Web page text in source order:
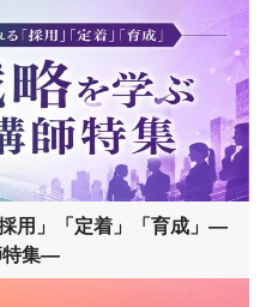
用」「定着」「育成」―
特集―